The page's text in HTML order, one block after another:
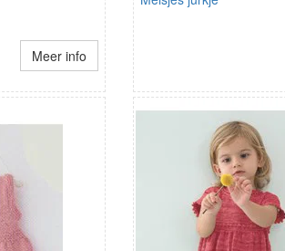
Meer info